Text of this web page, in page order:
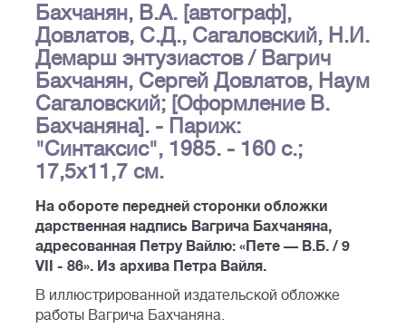
Бахчанян, В.А. [автограф],
Довлатов, С.Д., Сагаловский, Н.И.
Демарш энтузиастов / Вагрич
Бахчанян, Сергей Довлатов, Наум
Сагаловский; [Оформление В.
Бахчаняна]. - Париж:
"Синтаксис", 1985. - 160 с.;
17,5х11,7 см.
На обороте передней сторонки обложки
дарственная надпись Вагрича Бахчаняна,
адресованная Петру Вайлю: «Пете — В.Б. / 9
VII - 86». Из архива Петра Вайля.
В иллюстрированной издательской обложке
работы Вагрича Бахчаняна.